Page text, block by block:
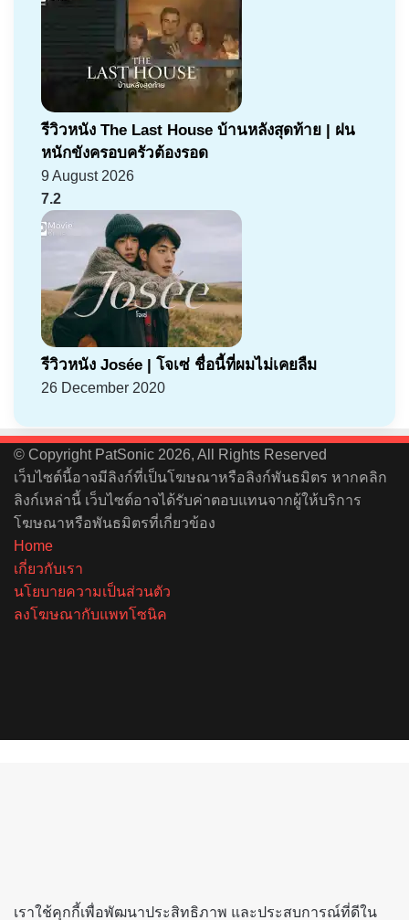
รีวิวหนัง The Last House บ้านหลังสุดท้าย | ฝน
หนักขังครอบครัวต้องรอด
9 August 2026
7.2
รีวิวหนัง Josée | โจเซ่ ชื่อนี้ที่ผมไม่เคยลืม
26 December 2020
© Copyright PatSonic 2026, All Rights Reserved
เว็บไซต์นี้อาจมีลิงก์ที่เป็นโฆษณาหรือลิงก์พันธมิตร หากคลิก
ลิงก์เหล่านี้ เว็บไซต์อาจได้รับค่าตอบแทนจากผู้ให้บริการ
โฆษณาหรือพันธมิตรที่เกี่ยวข้อง
Home
เกี่ยวกับเรา
นโยบายความเป็นส่วนตัว
ลงโฆษณากับแพทโซนิค
เราใช้คุกกี้เพื่อพัฒนาประสิทธิภาพ และประสบการณ์ที่ดีใน